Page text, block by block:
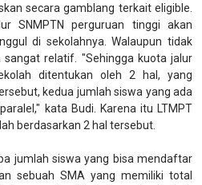
secara gamblang terkait eligible.
SNMPTN perguruan tinggi akan
di sekolahnya. Walaupun tidak
relatif. "Sehingga kuota jalur
ditentukan oleh 2 hal, yang
kedua jumlah siswa yang ada
kata Budi. Karena itu LTMPT
berdasarkan 2 hal tersebut.
jumlah siswa yang bisa mendaftar
sebuah SMA yang memiliki total